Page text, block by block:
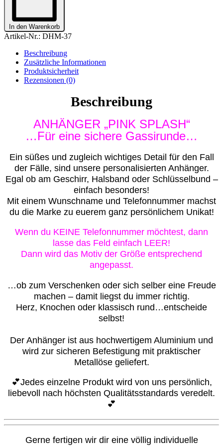
Menge
In den Warenkorb
Artikel-Nr.: DHM-37
Beschreibung
Zusätzliche Informationen
Produktsicherheit
Rezensionen (0)
Beschreibung
ANHÄNGER „PINK SPLASH“
…Für eine sichere Gassirunde…
Ein süßes und zugleich wichtiges Detail für den Fall
der Fälle, sind unsere personalisierten Anhänger.
Egal ob am Geschirr, Halsband oder Schlüsselbund –
einfach besonders!
Mit einem Wunschname und Telefonnummer machst
du die Marke zu euerem ganz persönlichem Unikat!
Wenn du KEINE Telefonnummer möchtest, dann
lasse das Feld einfach LEER!
Dann wird das Motiv der Größe entsprechend
angepasst.
…ob zum Verschenken oder sich selber eine Freude
machen – damit liegst du immer richtig.
Herz, Knochen oder klassisch rund…entscheide
selbst!
Der Anhänger ist aus hochwertigem Aluminium und
wird zur sicheren Befestigung mit praktischer
Metallöse geliefert.
💕Jedes einzelne Produkt wird von uns persönlich,
liebevoll nach höchsten Qualitätsstandards veredelt.
💕
Gerne fertigen wir dir eine völlig individuelle